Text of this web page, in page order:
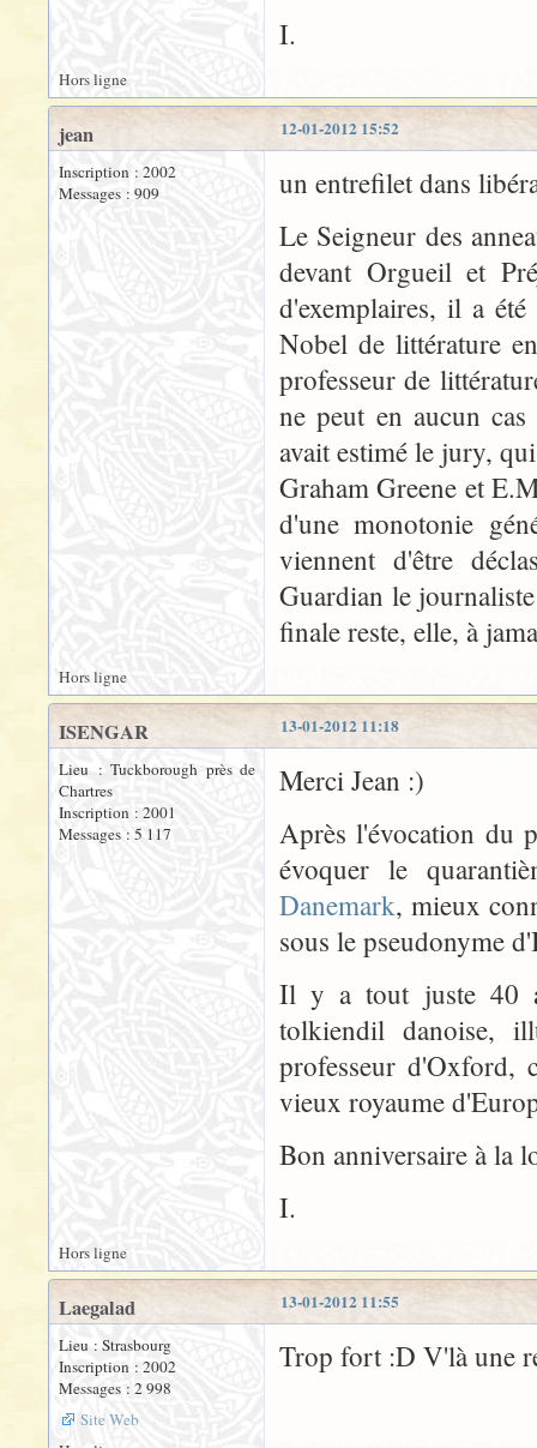
I.
Hors ligne
12-01-2012 15:52
jean
Inscription : 2002
Messages : 909
un entrefilet dans
Le Seigneur des
devant Orgueil et
d'exemplaires, il a
Nobel de littérature
professeur de
ne peut en aucun
avait estimé le jury,
Graham Greene et
d'une monotonie
viennent d'être
Guardian le
finale reste, elle, à
Hors ligne
13-01-2012 11:18
ISENGAR
Lieu : Tuckborough près de
Chartres
Inscription : 2001
Messages : 5 117
Merci Jean :)
Après l'évocation du
évoquer le
Danemark, mieux
sous le pseudonyme
Il y a tout juste 40
tolkiendil danoise,
professeur d'Oxford,
vieux royaume
Bon anniversaire à la
I.
Hors ligne
13-01-2012 11:55
Laegalad
Lieu : Strasbourg
Inscription : 2002
Messages : 2 998
Site Web
Trop fort :D V'là une